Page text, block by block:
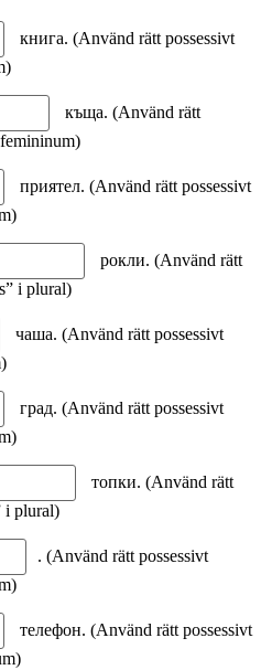
книга. (Använd rätt possessivt
къща. (Använd rätt
приятел. (Använd rätt possessivt
рокли. (Använd rätt
i plural)
чаша. (Använd rätt possessivt
град. (Använd rätt possessivt
топки. (Använd rätt
i plural)
. (Använd rätt possessivt
телефон. (Använd rätt possessivt